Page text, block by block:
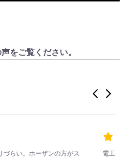
をご覧ください。
購入しました